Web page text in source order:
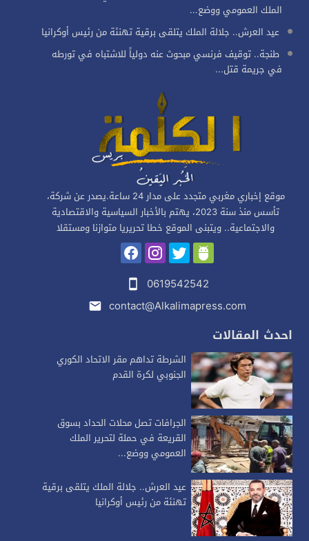
الملك العمومي ووضع...
عيد العرش.. جلالة الملك يتلقى برقية تهنئة من رئيس أوكرانيا
طنجة.. توقيف فرنسي مبحوث عنه دولياً للاشتباه في تورطه
في جريمة قتل...
موقع إخباري مغربي متجدد على مدار 24 ساعة.يصدر عن شركة،
تأسس منذ سنة 2023، يهتم بالأخبار السياسية والاقتصادية
والاجتماعية.. ويتبنى الموقع خطا تحريريا متوازنا ومستقلا
0619542542
contact@Alkalimapress.com
احدث المقالات
الشرطة تداهم مقر الاتحاد الكوري
الجنوبي لكرة القدم
الجرافات تصل محلات الحداد بسوق
القريعة في حملة لتحرير الملك
العمومي ووضع...
عيد العرش.. جلالة الملك يتلقى برقية
تهنئة من رئيس أوكرانيا